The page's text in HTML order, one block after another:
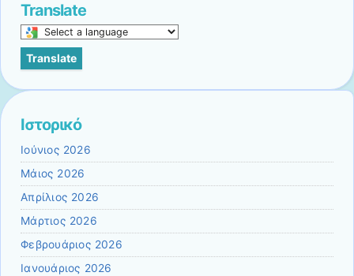
Translate
Select
a
language
this
Translate
Ιστορικό
Ιούνιος 2026
Μάιος 2026
Απρίλιος 2026
Μάρτιος 2026
Φεβρουάριος 2026
Ιανουάριος 2026